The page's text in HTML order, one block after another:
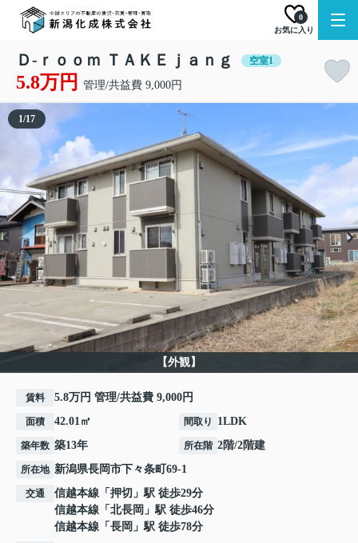
お気に入り
0
Ｄ-ｒｏｏｍ ＴＡＫＥｊａｎｇ 空室1
5.8万円 管理/共益費 9,000円
【外観】
1/17
賃料 5.8万円 管理/共益費 9,000円
面積 42.01㎡ 間取り 1LDK
築年数 築13年 所在階 2階/2階建
所在地 新潟県長岡市下々条町 69-1
交通 信越本線 「 押切 」駅 徒歩29分
信越本線 「 北長岡 」駅 徒歩46分
信越本線 「 長岡 」駅 徒歩78分